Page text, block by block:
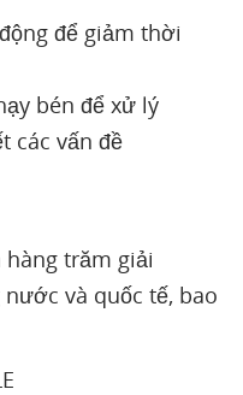
để giảm thời
bén để xử lý
các vấn đề
trăm giải
và quốc tế, bao